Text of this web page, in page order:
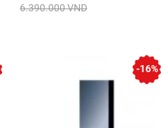
6.390.000 VND
-16%